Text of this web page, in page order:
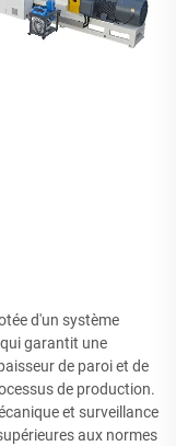
d'un système
garantit une
de paroi et de
de production.
et surveillance
aux normes